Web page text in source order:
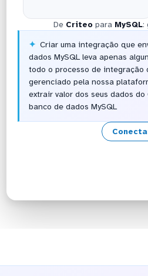
De Criteo para MySQL:
Criar uma integração que
dados MySQL leva apenas
todo o processo de integração
gerenciado pela nossa
extrair valor dos seus dados
banco de dados MySQL